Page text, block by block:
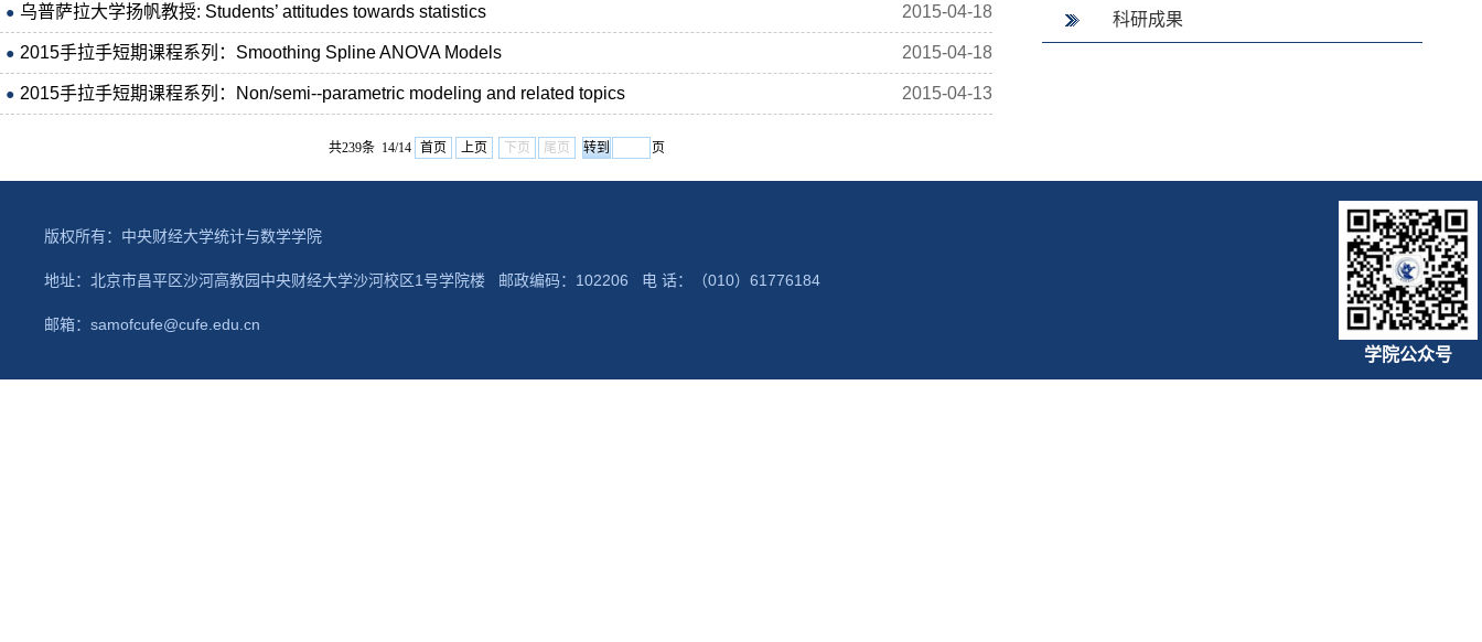
● 乌普萨拉大学扬帆教授: Students’ attitudes towards statistics 2015-04-18
● 2015手拉手短期课程系列：Smoothing Spline ANOVA Models 2015-04-18
● 2015手拉手短期课程系列：Non/semi--parametric modeling and related topics 2015-04-13
共239条 14/14 首页 上页 下页 尾页 页
科研成果
版权所有：中央财经大学统计与数学学院
地址：北京市昌平区沙河高教园中央财经大学沙河校区1号学院楼 邮政编码：102206 电 话：（010）61776184
邮箱：samofcufe@cufe.edu.cn
学院公众号